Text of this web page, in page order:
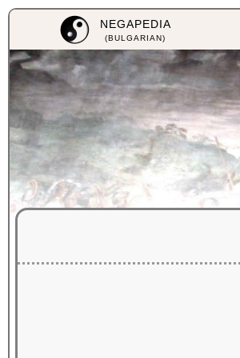
NEGAPEDIA
(BULGARIAN)